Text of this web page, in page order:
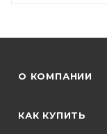
О КОМПАНИИ
КАК КУПИТЬ